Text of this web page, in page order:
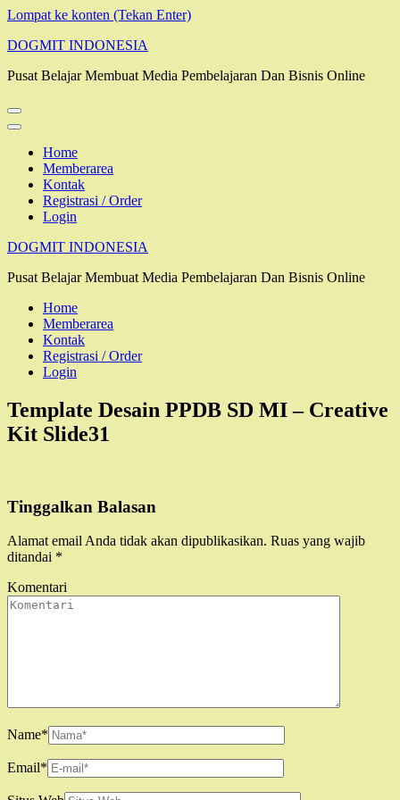
Lompat ke konten (Tekan Enter)
DOGMIT INDONESIA
Pusat Belajar Membuat Media Pembelajaran Dan Bisnis Online
Home
Memberarea
Kontak
Registrasi / Order
Login
DOGMIT INDONESIA
Pusat Belajar Membuat Media Pembelajaran Dan Bisnis Online
Home
Memberarea
Kontak
Registrasi / Order
Login
Template Desain PPDB SD MI – Creative
Kit Slide31
Tinggalkan Balasan
Alamat email Anda tidak akan dipublikasikan. Ruas yang wajib
ditandai *
Komentari
Name*
Email*